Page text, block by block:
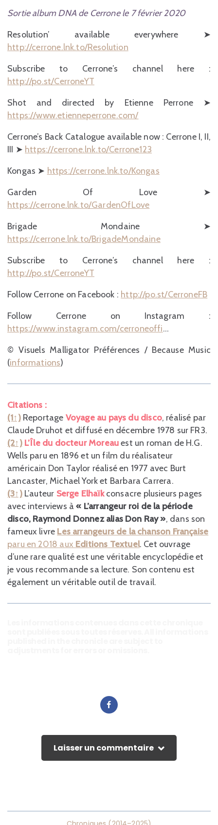
Sortie album DNA de Cerrone le 7 février 2020
Resolution’ available everywhere ➤
http://cerrone.lnk.to/Resolution
Subscribe to Cerrone’s channel here :
http://po.st/CerroneYT
Shot and directed by Etienne Perrone ➤
https://www.etienneperrone.com/
Cerrone’s Back Catalogue available now : Cerrone I, II,
III ➤ https://cerrone.lnk.to/Cerrone123
Kongas ➤ https://cerrone.lnk.to/Kongas
Garden Of Love ➤
https://cerrone.lnk.to/GardenOfLove
Brigade Mondaine ➤
https://cerrone.lnk.to/BrigadeMondaine
Subscribe to Cerrone’s channel here :
http://po.st/CerroneYT
Follow Cerrone on Facebook : http://po.st/CerroneFB
Follow Cerrone on Instagram :
https://www.instagram.com/cerroneoffi…
© Visuels Malligator Préférences / Because Music
(informations)
Citations :
(1↑) Reportage Voyage au pays du disco, réalisé par
Claude Druhot et diffusé en décembre 1978 sur FR3.
(2↑) L’Île du docteur Moreauest un roman de H.G.
Wells paru en 1896 et un film du réalisateur
américain Don Taylor réalisé en 1977 avec Burt
Lancaster, Michael York et Barbara Carrera.
(3↑) L’auteur Serge Elhaïk consacre plusieurs pages
avec interviews à« L’arrangeur roi de la période
disco, Raymond Donnez alias Don Ray », dans son
fameux livre Les arrangeurs de la chanson Française
paru en 2018 aux Editions Textuel. Cet ouvrage
d’une rare qualité est une véritable encyclopédie et
je vous recommande sa lecture. Son contenu est
également un véritable outil de travail.
Laisser un commentaire